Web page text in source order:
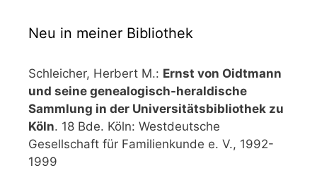
Neu in meiner Bibliothek
Schleicher, Herbert M.: Ernst von Oidtmann
und seine genealogisch-heraldische
Sammlung in der Universitätsbibliothek zu
Köln. 18 Bde. Köln: Westdeutsche
Gesellschaft für Familienkunde e. V., 1992-
1999